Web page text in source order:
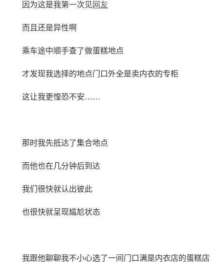
因为这是我第一次见 网友
而且还是异性啊
乘车途中顺手查了做蛋糕地点
才发现我选择的地点门口外全是卖内衣的专柜
这让我更惶恐不安……
那时我先抵达了集合地点
而他也在几分钟后到达
我们很快就认出彼此
也很快就呈现尴尬状态
我跟他聊聊我不小心选了一间门口满是内衣店的蛋糕店